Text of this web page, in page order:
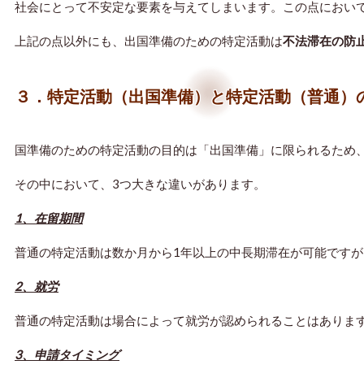
社会にとって不安定な要素を与えてしまいます。この点にお
上記の点以外にも、出国準備のための特定活動は不法滞在の防
３．特定活動（出国準備）と特定活動（普通）
国準備のための特定活動の目的は「出国準備」に限られるた
その中において、3つ大きな違いがあります。
1、在留期間
普通の特定活動は数か月から1年以上の中長期滞在が可能です
2、就労
普通の特定活動は場合によって就労が認められることはあり
3、申請タイミング